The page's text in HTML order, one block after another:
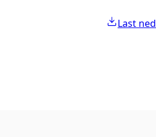
Last ned